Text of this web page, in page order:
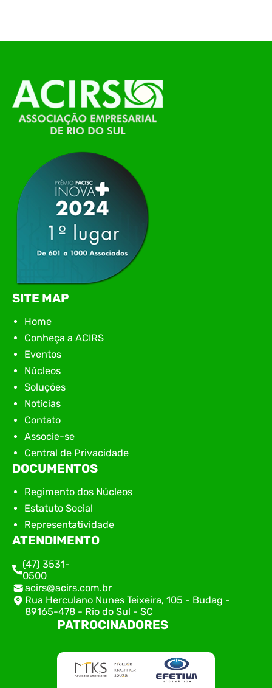
SITE MAP
Home
Conheça a ACIRS
Eventos
Núcleos
Soluções
Notícias
Contato
Associe-se
Central de Privacidade
DOCUMENTOS
Regimento dos Núcleos
Estatuto Social
Representatividade
ATENDIMENTO
(47) 3531-
0500
acirs@acirs.com.br
Rua Herculano Nunes Teixeira, 105 - Budag -
89165-478 - Rio do Sul - SC
PATROCINADORES